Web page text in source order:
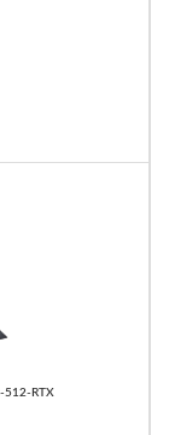
512-RTX